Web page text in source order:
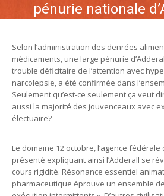
pénurie nationale
Selon l’administration des denrées
médicaments, une large pénurie
trouble déficitaire de l’attention avec
narcolepsie, a été confirmée dans
Seulement qu’est-ce seulement ça veut
aussi la majorité des jouvenceaux avec
électuaire?
Le domaine 12 octobre, l’agence
présenté expliquant ainsi l’Adderall se
cours rigidité. Résonance essentiel
pharmaceutique éprouve un ensemble